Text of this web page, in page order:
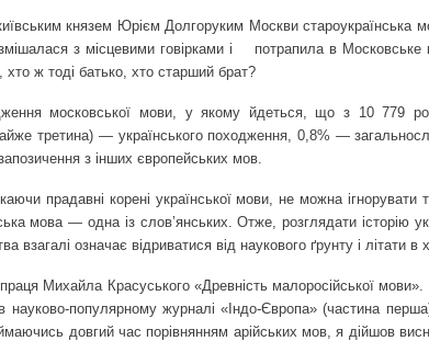
князем Юрієм Долгоруким Москви староукраїнська
з місцевими говірками і
потрапила в Московське
ж тоді батько, хто старший брат?
московської мови, у якому йдеться, що з 10 779
третина) — українського походження, 0,8% —
з інших європейських мов.
прадавні корені української мови, не можна
мова — одна із слов’янських. Отже, розглядати історію
взагалі означає відриватися від наукового ґрунту і літати в
Михайла Красуського «Древність малоросійської мови».
науково-популярному журналі «Індо-Європа» (частина
довгий час порівнянням арійських мов, я дійшов